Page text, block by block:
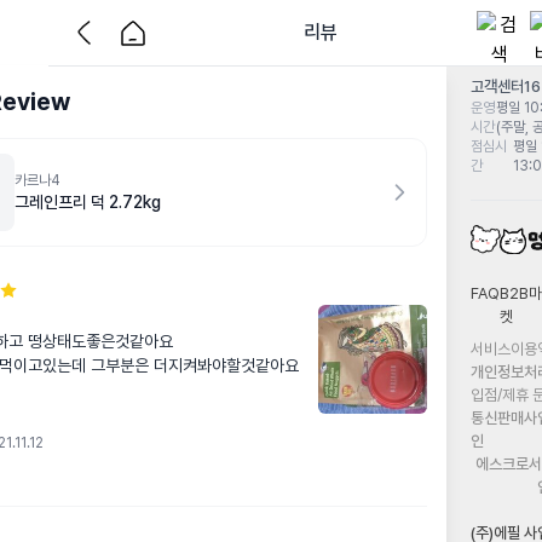
리뷰
카르나4
그레인프리 덕 2.72kg
고 떵상태도좋은것같아요
이고있는데 그부분은 더지켜봐야할것같아요
고객센터
운영
시간
평일
(주말,
점심시
간
평
FAQB2B마
켓
서비스이용
개인정보처
입점/제휴
통신판매사
인
에스크로
(주)에필 사